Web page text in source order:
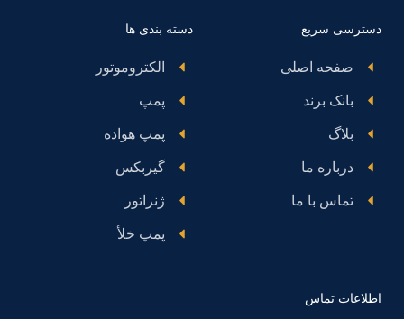
دسترسی سریع
صفحه اصلی
بانک برند
بلاگ
درباره ما
تماس با ما
دسته بندی ها
الکتروموتور
پمپ
پمپ هواده
گیربکس
ژنراتور
پمپ خلأ
اطلاعات تماس